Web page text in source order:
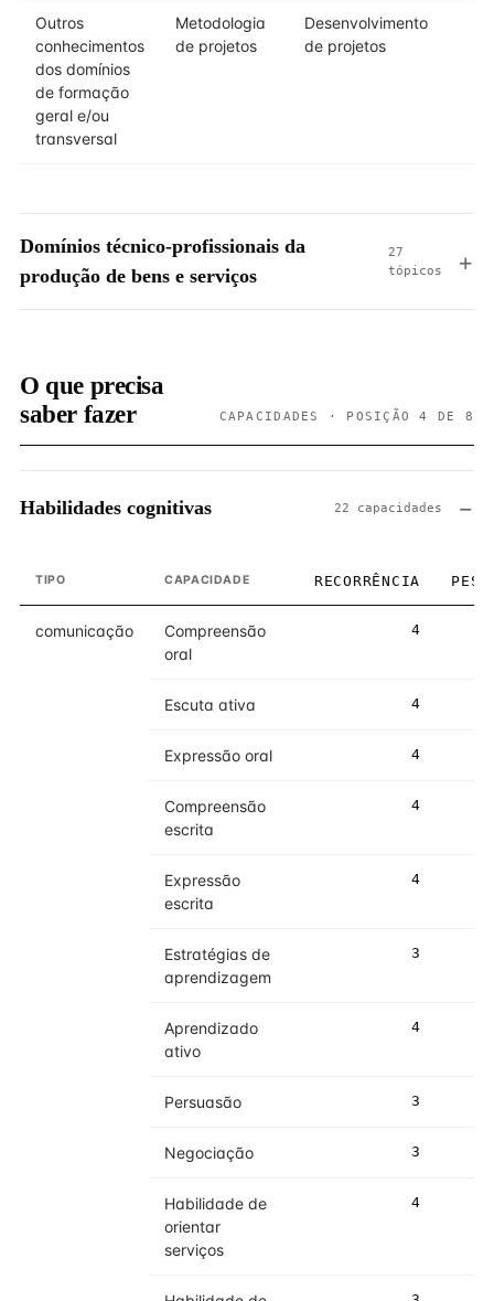
Outros
conhecimentos
dos domínios
de formação
geral e/ou
transversal
Metodologia
de projetos
Desenvolvimento
de projetos
Domínios técnico-profissionais da
produção de bens e serviços
27
tópicos
O que precisa
saber fazer
CAPACIDADES · POSIÇÃO 4 DE 8
Habilidades cognitivas 22 capacidades
TIPO CAPACIDADE RECORRÊNCIA PESO
comunicação
Compreensão
oral
4
Escuta ativa 4
Expressão oral 4
Compreensão
escrita
4
Expressão
escrita
4
Estratégias de
aprendizagem
3
Aprendizado
ativo
4
Persuasão 3
Negociação 3
Habilidade de
orientar
serviços
4